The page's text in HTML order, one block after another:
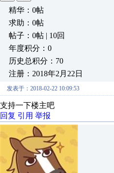
精华：0帖
求助：0帖
帖子：0帖 | 10回
年度积分：0
历史总积分：70
注册：2018年2月22日
发表于：2018-02-22 10:09:53
支持一下楼主吧
回复 引用 举报